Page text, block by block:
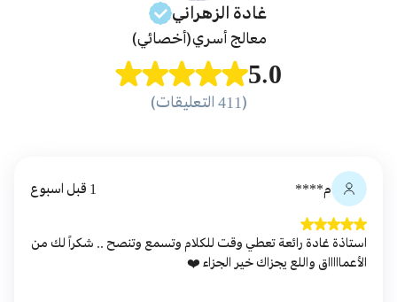
غادة الزهراني
معالج أسري(أخصائي)
5.0
(411 التعليقات)
م**** 1 قبل اسبوع
استاذة غادة رائعة تعطي وقت للكلام وتسمع وتنصح .. شكراً لك من
الأعماااااق واللع يجزاك خير الجزاء ❤️